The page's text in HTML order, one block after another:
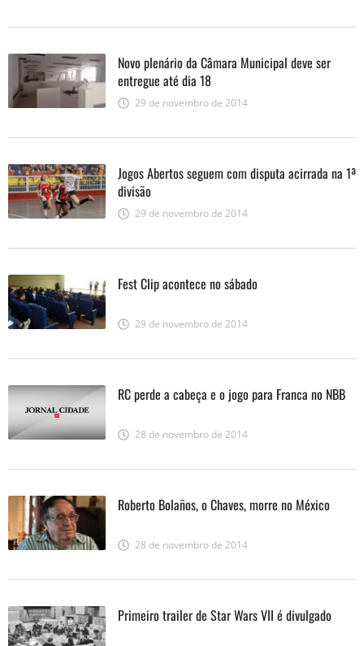
Novo plenário da Câmara Municipal deve ser
entregue até dia 18
29 de novembro de 2014
Jogos Abertos seguem com disputa acirrada na 1ª
divisão
29 de novembro de 2014
Fest Clip acontece no sábado
29 de novembro de 2014
RC perde a cabeça e o jogo para Franca no NBB
28 de novembro de 2014
Roberto Bolaños, o Chaves, morre no México
28 de novembro de 2014
Primeiro trailer de Star Wars VII é divulgado